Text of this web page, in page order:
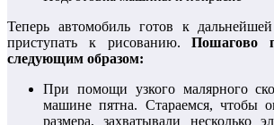
Теперь автомобиль готов к
приступать к рисованию.Пошагово
следующим образом:
При помощи узкого малярного
машине пятна. Стараемся, чтобы
размера, захватывали несколько